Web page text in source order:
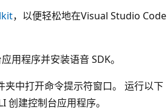
，以便轻松地在Visual Studio Code
用程序并安装语音 SDK。
夹中打开命令提示符窗口。 运行以下
创建控制台应用程序。